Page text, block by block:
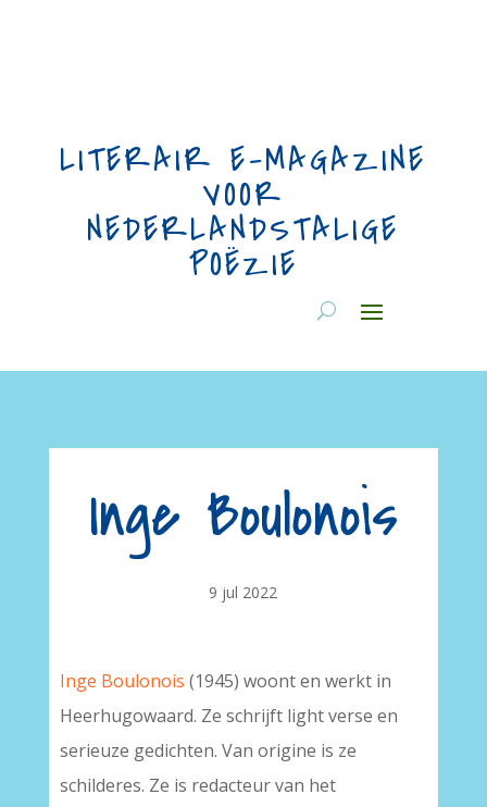
LITERAIR E-MAGAZINE
VOOR
NEDERLANDSTALIGE
POËZIE
Inge Boulonois
9 jul 2022
Inge Boulonois (1945) woont en werkt in
Heerhugowaard. Ze schrijft light verse en
serieuze gedichten. Van origine is ze
schilderes. Ze is redacteur van het